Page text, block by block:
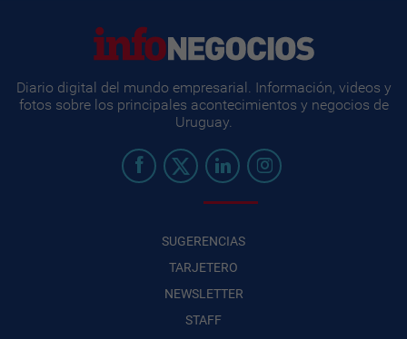
Diario digital del mundo empresarial. Información, videos y
fotos sobre los principales acontecimientos y negocios de
Uruguay.
SUGERENCIAS
TARJETERO
NEWSLETTER
STAFF